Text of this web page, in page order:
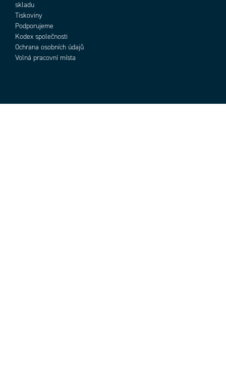
skladu
Tiskoviny
Podporujeme
Kodex společnosti
Ochrana osobních údajů
Volná pracovní místa